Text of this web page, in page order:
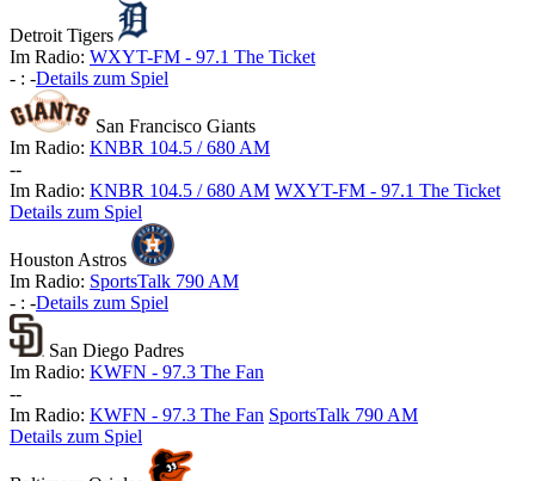
Detroit Tigers
Im Radio: WXYT-FM - 97.1 The Ticket
- : -Details zum Spiel
San Francisco Giants
Im Radio: KNBR 104.5 / 680 AM
--
Im Radio: KNBR 104.5 / 680 AM WXYT-FM - 97.1 The Ticket
Details zum Spiel
Houston Astros
Im Radio: SportsTalk 790 AM
- : -Details zum Spiel
San Diego Padres
Im Radio: KWFN - 97.3 The Fan
--
Im Radio: KWFN - 97.3 The Fan SportsTalk 790 AM
Details zum Spiel